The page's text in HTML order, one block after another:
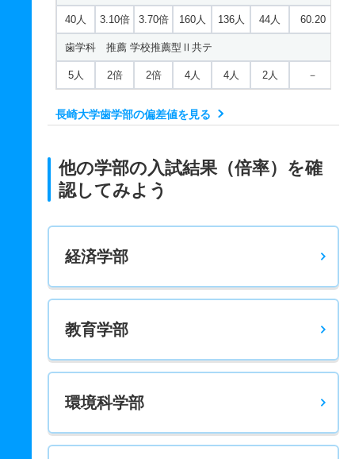
40人 3.10倍 3.70倍 160人 136人 44人 60.20
歯学科 推薦 学校推薦型Ⅱ共テ
5人 2倍 2倍 4人 4人 2人 －
長崎大学歯学部の偏差値を見る
他の学部の入試結果（倍率）を確
認してみよう
経済学部
教育学部
環境科学部